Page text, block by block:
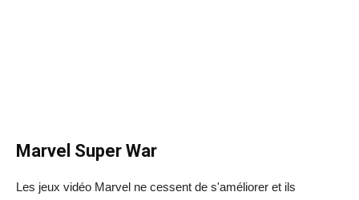
Marvel Super War
Les jeux vidéo Marvel ne cessent de s'améliorer et ils